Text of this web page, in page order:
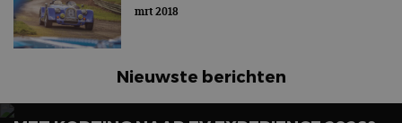
mrt 2018
Nieuwste berichten